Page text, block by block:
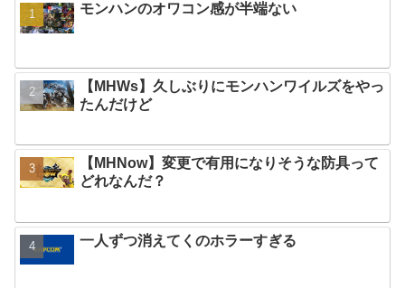
モンハンのオワコン感が半端ない
【MHWs】久しぶりにモンハンワイルズをやっ
たんだけど
【MHNow】変更で有用になりそうな防具って
どれなんだ？
一人ずつ消えてくのホラーすぎる